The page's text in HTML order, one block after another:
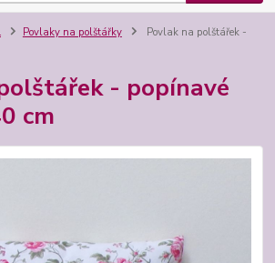
Povlaky na polštářky
Povlak na polštářek -
- popínavé
cm